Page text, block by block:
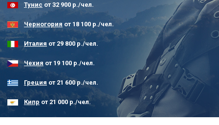
Тунис от 32 900 р./чел.
Черногория от 18 100 р./чел.
Италия от 29 800 р./чел.
Чехия от 19 100 р./чел.
Греция от 21 600 р./чел.
Кипр от 21 000 р./чел.